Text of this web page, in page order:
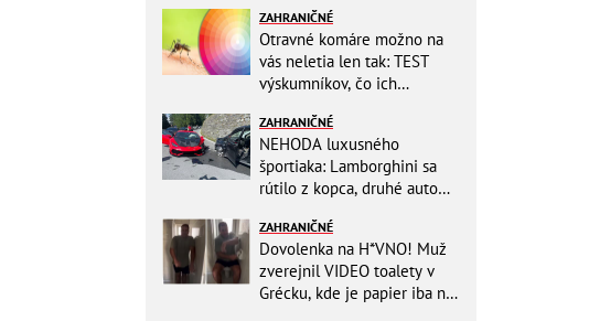
ZAHRANIČNÉ
Otravné komáre možno na
vás neletia len tak: TEST
výskumníkov, čo ich
ZAHRANIČNÉ
NEHODA luxusného
športiaka: Lamborghini sa
rútilo z kopca, druhé auto
horšie
ZAHRANIČNÉ
Dovolenka na H*VNO! Muž
zverejnil VIDEO toalety v
Grécku, kde je papier iba na